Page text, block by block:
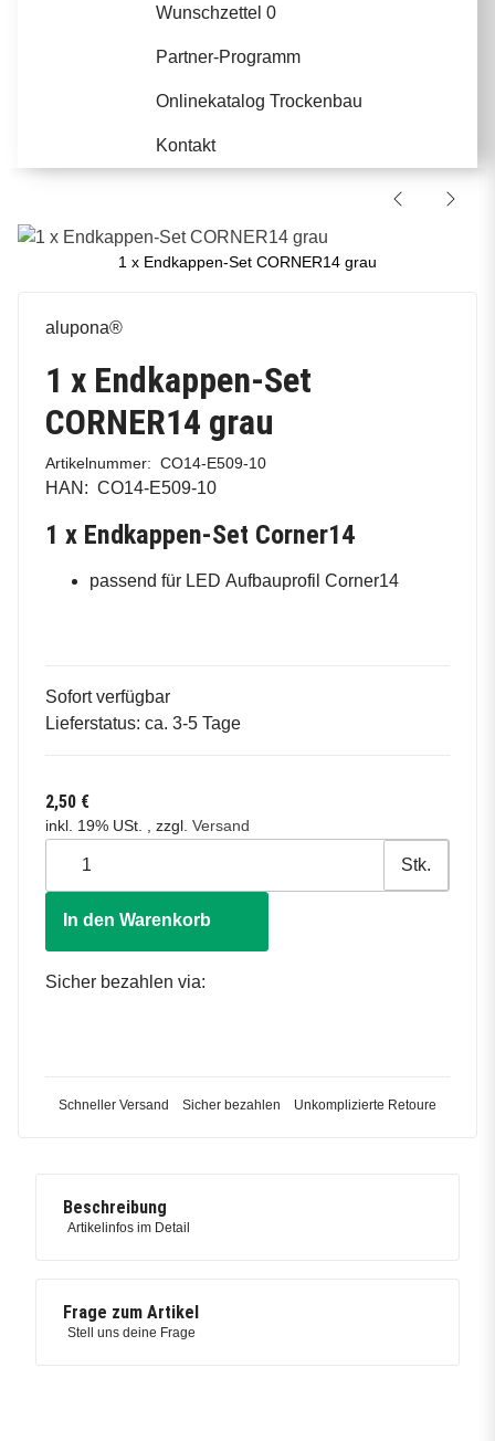
Wunschzettel 0
Partner-Programm
Onlinekatalog Trockenbau
Kontakt
alupona®
1 x Endkappen-Set
CORNER14 grau
Artikelnummer: CO14-E509-10
HAN: CO14-E509-10
1 x Endkappen-Set Corner14
passend für LED Aufbauprofil Corner14
Sofort verfügbar
Lieferstatus: ca. 3-5 Tage
2,50 €
inkl. 19% USt. , zzgl. Versand
Stk.
In den Warenkorb
Sicher bezahlen via:
Schneller Versand Sicher bezahlen Unkomplizierte Retoure
1 x Endkappen-Set CORNER14 grau
Beschreibung
Artikelinfos im Detail
Frage zum Artikel
Stell uns deine Frage